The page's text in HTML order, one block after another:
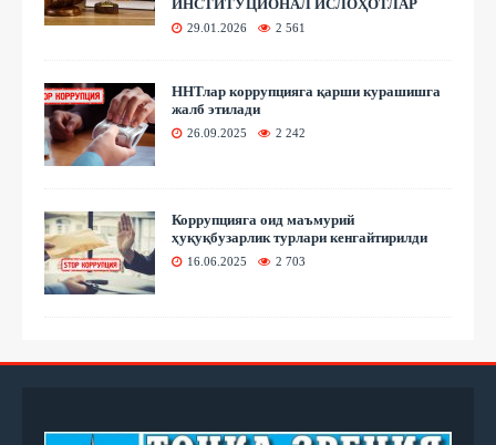
ИНСТИТУЦИОНАЛ ИСЛОҲОТЛАР
29.01.2026 2 561
ННТлар коррупцияга қарши курашишга
жалб этилади
26.09.2025 2 242
Коррупцияга оид маъмурий
ҳуқуқбузарлик турлари кенгайтирилди
16.06.2025 2 703